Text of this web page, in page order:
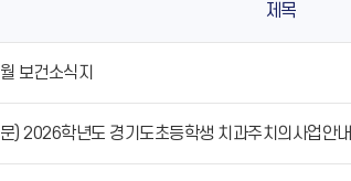
제목
보건소식지
) 2026학년도 경기도초등학생 치과주치의사업안내